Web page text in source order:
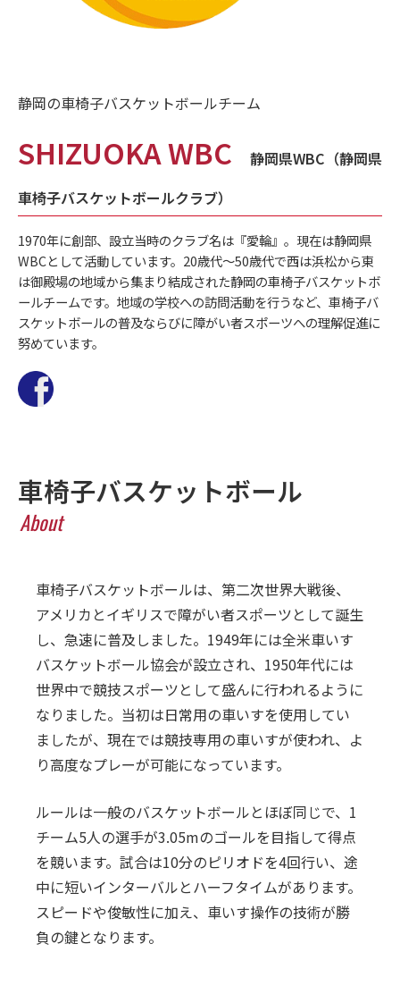
静岡の車椅子バスケットボールチーム
SHIZUOKA WBC
静岡県WBC（静岡県
車椅子バスケットボールクラブ）
1970年に創部、設立当時のクラブ名は『愛輪』。現在は静岡県
WBCとして活動しています。20歳代～50歳代で西は浜松から東
は御殿場の地域から集まり結成された静岡の車椅子バスケットボ
ールチームです。地域の学校への訪問活動を行うなど、車椅子バ
スケットボールの普及ならびに障がい者スポーツへの理解促進に
努めています。
車椅子バスケットボール
About
車椅子バスケットボールは、第二次世界大戦後、
アメリカとイギリスで障がい者スポーツとして誕生
し、急速に普及しました。1949年には全米車いす
バスケットボール協会が設立され、1950年代には
世界中で競技スポーツとして盛んに行われるように
なりました。当初は日常用の車いすを使用してい
ましたが、現在では競技専用の車いすが使われ、よ
り高度なプレーが可能になっています。
ルールは一般のバスケットボールとほぼ同じで、1
チーム5人の選手が3.05mのゴールを目指して得点
を競います。試合は10分のピリオドを4回行い、途
中に短いインターバルとハーフタイムがあります。
スピードや俊敏性に加え、車いす操作の技術が勝
負の鍵となります。